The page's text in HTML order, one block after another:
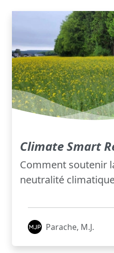
Climate Smart
Comment soutenir
neutralité
Parache, M.J.